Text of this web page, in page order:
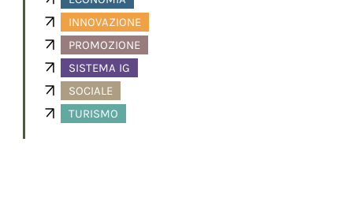
INNOVAZIONE
PROMOZIONE
SISTEMA IG
SOCIALE
TURISMO